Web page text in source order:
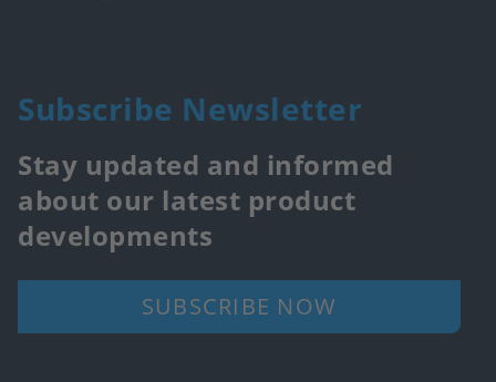
Subscribe Newsletter
Stay updated and informed
about our latest product
developments
SUBSCRIBE NOW